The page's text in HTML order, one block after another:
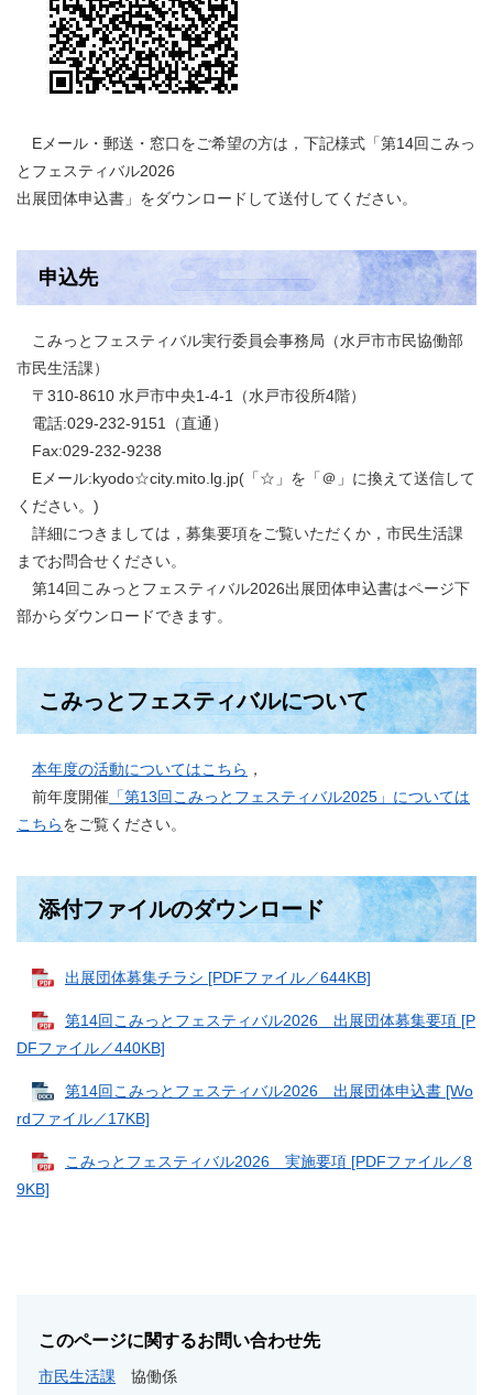
Eメール・郵送・窓口をご希望の方は，下記様式「第14回こみっ
とフェスティバル2026
出展団体申込書」をダウンロードして送付してください。
申込先
こみっとフェスティバル実行委員会事務局（水戸市市民協働部
市民生活課）
〒310-8610 水戸市中央1-4-1（水戸市役所4階）
電話:029-232-9151（直通）
Fax:029-232-9238
Eメール:kyodo☆city.mito.lg.jp(「☆」を「＠」に換えて送信して
ください。)
詳細につきましては，募集要項をご覧いただくか，市民生活課
までお問合せください。
第14回こみっとフェスティバル2026出展団体申込書はページ下
部からダウンロードできます。
こみっとフェスティバルについて
本年度の活動についてはこちら ，
前年度開催 「第13回こみっとフェスティバル2025」については
こちらをご覧ください。
添付ファイルのダウンロード
出展団体募集チラシ [PDFファイル／644KB]
第14回こみっとフェスティバル2026 出展団体募集要項 [P
DFファイル／440KB]
第14回こみっとフェスティバル2026 出展団体申込書 [Wo
rdファイル／17KB]
こみっとフェスティバル2026 実施要項 [PDFファイル／8
9KB]
このページに関するお問い合わせ先
市民生活課
協働係